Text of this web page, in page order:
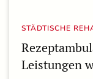
STÄDTISCHE
Leistungen